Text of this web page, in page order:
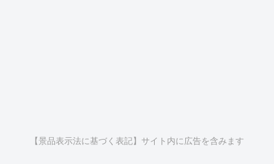
【景品表示法に基づく表記】サイト内に広告を含みます